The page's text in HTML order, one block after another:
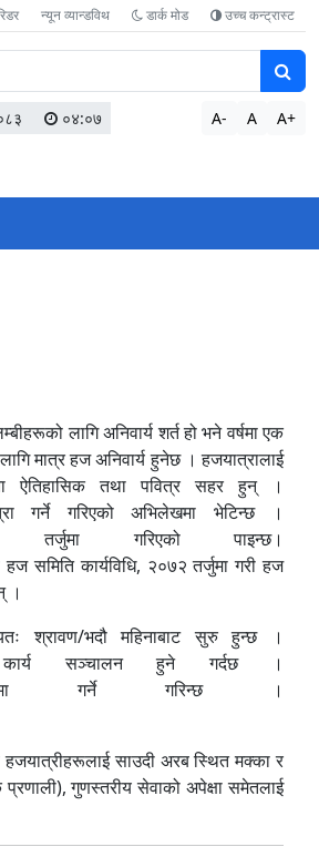
न्यून व्यान्डविथ डार्क मोड उच्च कन्ट्रास्ट
०४:०७ A- A A+
लागि अनिवार्य शर्त हो भने वर्षमा एक
मात्र हज अनिवार्य हुनेछ । हजयात्रालाई
ऐतिहासिक तथा पवित्र सहर हुन् ।
गर्ने गरिएको अभिलेखमा भेटिन्छ ।
गरिएको पाइन्छ।
समिति कार्यविधि, २०७२ तर्जुमा गरी हज
।
श्रावण/भदौ महिनाबाट सुरु हुन्छ ।
कार्य सञ्चालन हुने गर्दछ ।
गर्ने गरिन्छ ।
साउदी अरब स्थित मक्‍का र
गुणस्तरीय सेवाको अपेक्षा समेतलाई